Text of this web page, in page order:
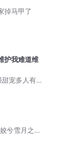
掉马甲了
护我难道维
宠多人有声
兮雪月之下|